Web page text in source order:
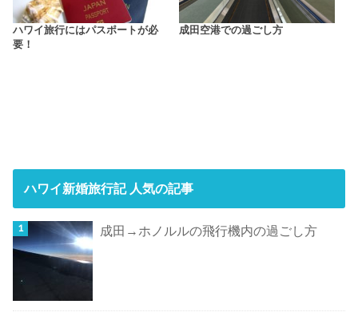
ハワイ旅行にはパスポートが必
要！
成田空港での過ごし方
ハワイ新婚旅行記 人気の記事
成田→ホノルルの飛行機内の過ごし方